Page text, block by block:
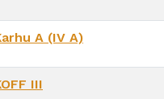
A (IV A)
III